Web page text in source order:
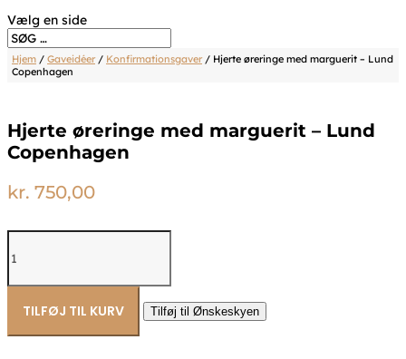
Vælg en side
Hjem / Gaveidéer/ Konfirmationsgaver/ Hjerte øreringe med marguerit – Lund
Copenhagen
Hjerte øreringe med marguerit – Lund
Copenhagen
kr. 750,00
øreringe
marguerit
Lund
Copenhagen
TILFØJ TIL KURV Tilføj til Ønskeskyen